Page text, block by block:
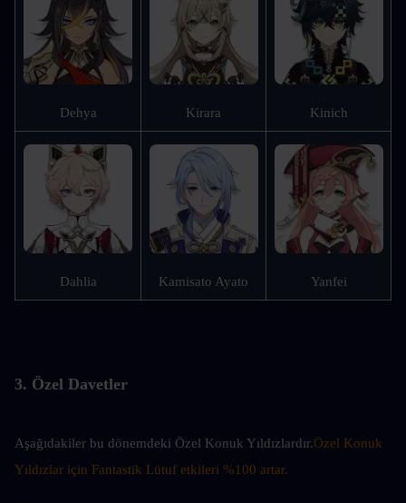
Dehya Kirara Kinich
Dahlia Kamisato Ayato Yanfei
3. Özel Davetler
Aşağıdakiler bu dönemdeki Özel Konuk Yıldızlardır.Özel Konuk
Yıldızlar için Fantastik Lütuf etkileri %100 artar.